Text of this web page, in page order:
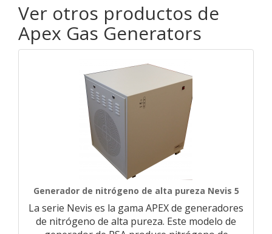
Ver otros productos de
Apex Gas Generators
Generador de nitrógeno de alta pureza Nevis 5
La serie Nevis es la gama APEX de generadores
de nitrógeno de alta pureza. Este modelo de